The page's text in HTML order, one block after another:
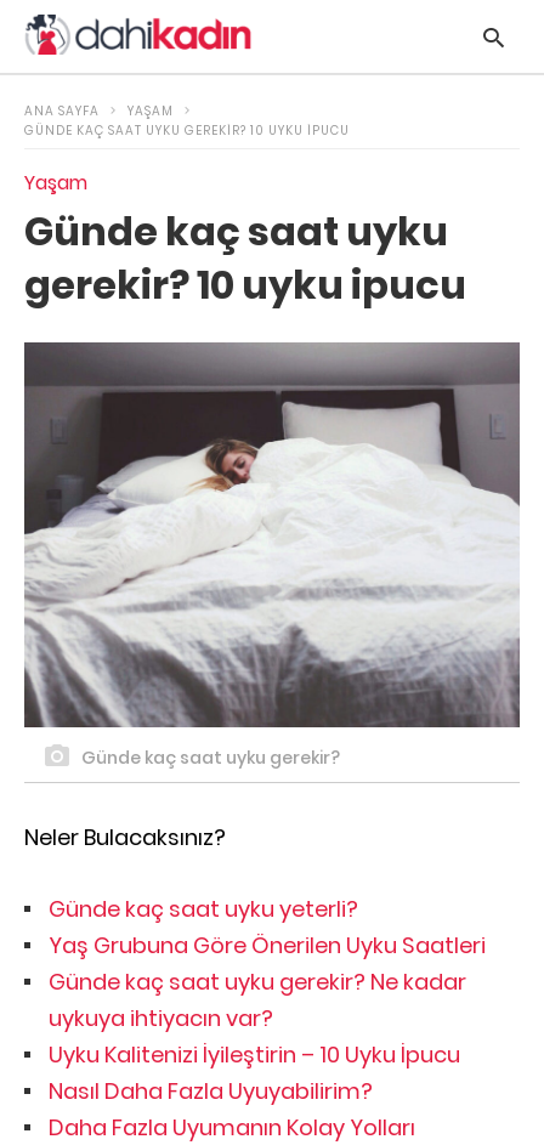
ANA SAYFA
YAŞAM
GÜNDE KAÇ SAAT UYKU GEREKIR? 10 UYKU IPUCU
Yaşam
Günde kaç saat uyku
gerekir? 10 uyku ipucu
Günde kaç saat uyku gerekir?
Neler Bulacaksınız?
Günde kaç saat uyku yeterli?
Yaş Grubuna Göre Önerilen Uyku Saatleri
Günde kaç saat uyku gerekir? Ne kadar
uykuya ihtiyacın var?
Uyku Kalitenizi İyileştirin – 10 Uyku İpucu
Nasıl Daha Fazla Uyuyabilirim?
Daha Fazla Uyumanın Kolay Yolları